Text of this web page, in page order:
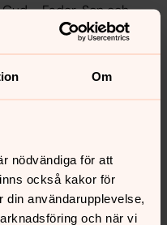
Om
nödvändiga för att
också kakor för
användarupplevelse,
och när vi
– Fader, Son och
Svahn, Annika
på sidans